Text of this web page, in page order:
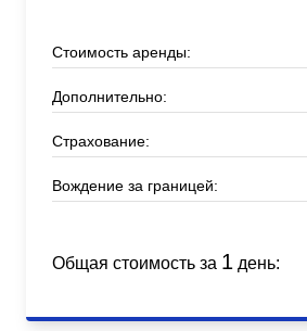
Стоимость аренды:
Дополнительно:
Страхование:
Вождение за границей:
Общая стоимость за 1 день: